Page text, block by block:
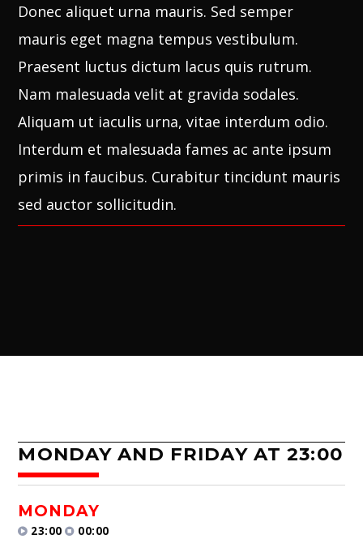
Donec aliquet urna mauris. Sed semper
mauris eget magna tempus vestibulum.
Praesent luctus dictum lacus quis rutrum.
Nam malesuada velit at gravida sodales.
Aliquam ut iaculis urna, vitae interdum odio.
Interdum et malesuada fames ac ante ipsum
primis in faucibus. Curabitur tincidunt mauris
sed auctor sollicitudin.
MONDAY AND FRIDAY AT 23:00
MONDAY
23:00 00:00